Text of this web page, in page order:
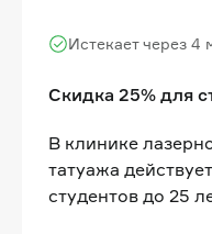
Скидка 25% для
Истекает через 4
В клинике
татуажа
студентов до 25